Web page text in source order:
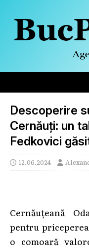
Descoperire
Cernăuți: un
Fedkovici
12.06.2024
Cernăuțeană
pentru
o comoară